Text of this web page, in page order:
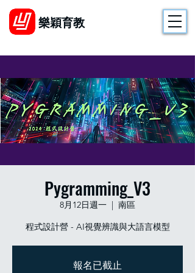
樂穎育教
Pygramming_V3
8月12日週一
  |
南區
程式設計營 - AI視覺辨識與大語言模型
報名已截止